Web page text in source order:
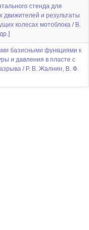
стенда для
движителей и результаты
колесах мотоблока / В.
базисными функциями к
и давления в пласте с
/ Р. В. Жалнин, В. Ф.